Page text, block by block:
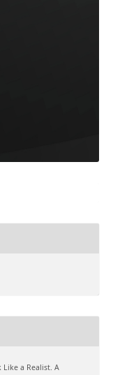
Like a Realist. A